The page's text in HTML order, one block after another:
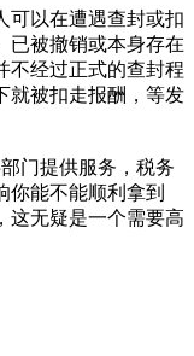
可以在遭遇查封或扣
已被撤销或本身存在
不经过正式的查封程
就被扣走报酬，等发
门提供服务，税务
你能不能顺利拿到
这无疑是一个需要高